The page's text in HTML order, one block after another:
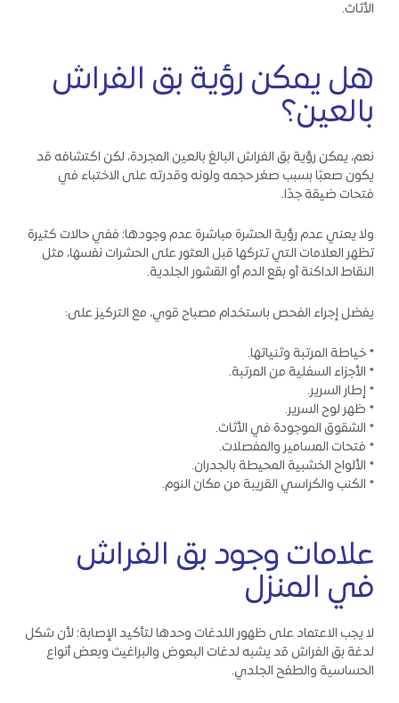
الأثاث.
هل يمكن رؤية بق الفراش
بالعين؟
نعم، يمكن رؤية بق الفراش البالغ بالعين المجردة، لكن اكتشافه قد
يكون صعبًا بسبب صغر حجمه ولونه وقدرته على الاختباء في
فتحات ضيقة جدًا.
ولا يعني عدم رؤية الحشرة مباشرة عدم وجودها؛ ففي حالات كثيرة
تظهر العلامات التي تتركها قبل العثور على الحشرات نفسها، مثل
النقاط الداكنة أو بقع الدم أو القشور الجلدية.
يفضل إجراء الفحص باستخدام مصباح قوي، مع التركيز على:
* خياطة المرتبة وثنياتها.
* الأجزاء السفلية من المرتبة.
* إطار السرير.
* ظهر لوح السرير.
* الشقوق الموجودة في الأثاث.
* فتحات المسامير والمفصلات.
* الألواح الخشبية المحيطة بالجدران.
* الكنب والكراسي القريبة من مكان النوم.
علامات وجود بق الفراش
في المنزل
لا يجب الاعتماد على ظهور اللدغات وحدها لتأكيد الإصابة؛ لأن شكل
لدغة بق الفراش قد يشبه لدغات البعوض والبراغيث وبعض أنواع
الحساسية والطفح الجلدي.